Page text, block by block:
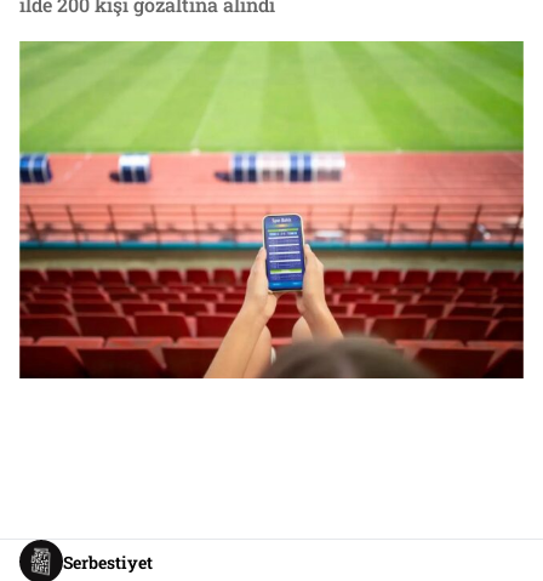
Serbestiyet